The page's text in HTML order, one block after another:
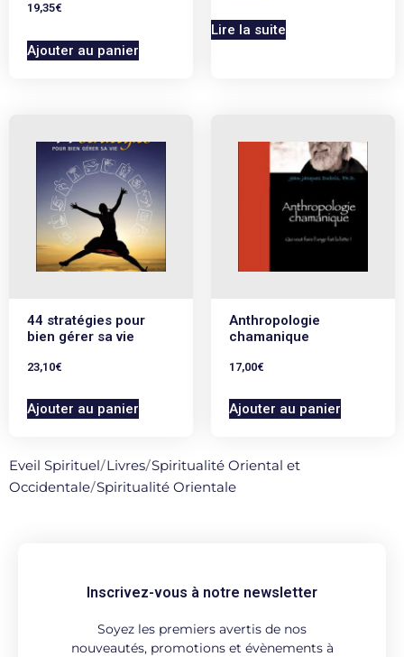
19,35€
Ajouter au panier
Lire la suite
44 stratégies pour
bien gérer sa vie
23,10€
Ajouter au panier
Anthropologie
chamanique
17,00€
Ajouter au panier
Eveil Spirituel/Livres/Spiritualité Oriental et
Occidentale/Spiritualité Orientale
Inscrivez-vous à notre newsletter
Soyez les premiers avertis de nos
nouveautés, promotions et évènements à